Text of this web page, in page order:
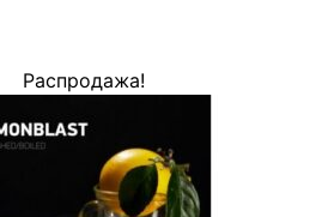
Распродажа!